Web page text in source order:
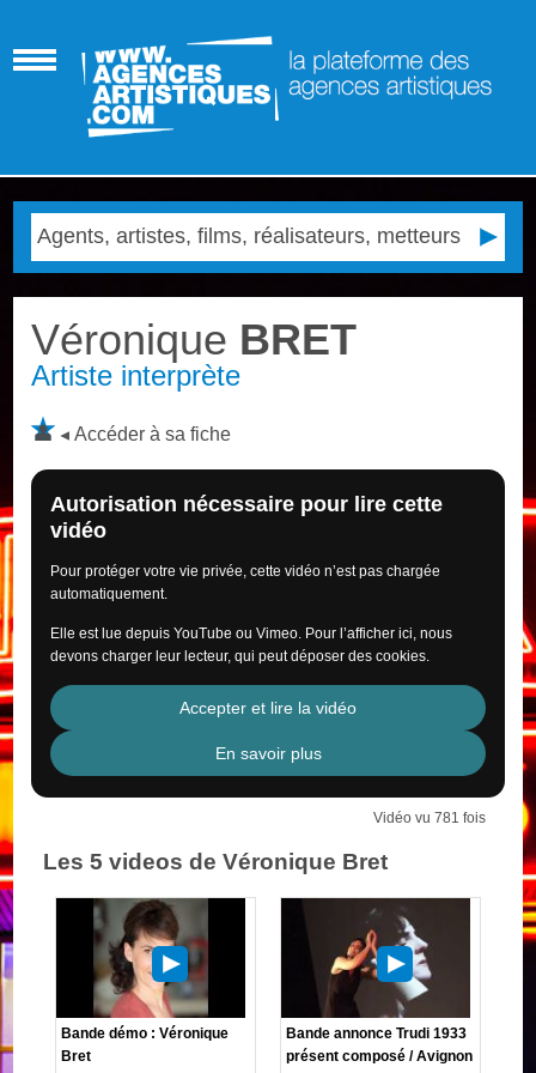
Véronique BRET
Artiste interprète
Accéder à sa fiche
Autorisation nécessaire pour lire cette
vidéo
Pour protéger votre vie privée, cette vidéo n’est pas chargée
automatiquement.
Elle est lue depuis YouTube ou Vimeo. Pour l’afficher ici, nous
devons charger leur lecteur, qui peut déposer des cookies.
Accepter et lire la vidéo
En savoir plus
Vidéo vu 781 fois
Les 5 videos de Véronique Bret
Bande démo : Véronique
Bret
Bande annonce Trudi 1933
présent composé / Avignon